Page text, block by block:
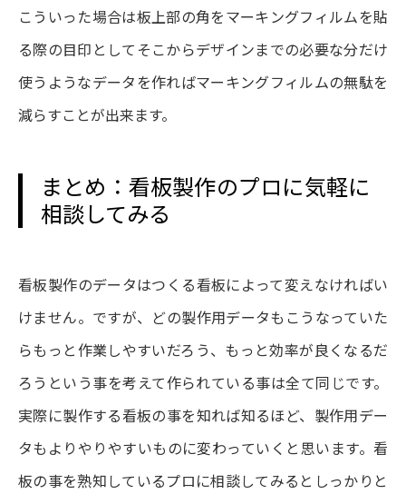
こういった場合は板上部の角をマーキングフィルムを貼
る際の目印としてそこからデザインまでの必要な分だけ
使うようなデータを作ればマーキングフィルムの無駄を
減らすことが出来ます。
まとめ：看板製作のプロに気軽に
相談してみる
看板製作のデータはつくる看板によって変えなければい
けません。ですが、どの製作用データもこうなっていた
らもっと作業しやすいだろう、もっと効率が良くなるだ
ろうという事を考えて作られている事は全て同じです。
実際に製作する看板の事を知れば知るほど、製作用デー
タもよりやりやすいものに変わっていくと思います。看
板の事を熟知しているプロに相談してみるとしっかりと